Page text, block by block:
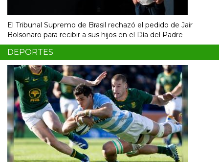
El Tribunal Supremo de Brasil rechazó el pedido de Jair
Bolsonaro para recibir a sus hijos en el Día del Padre
DEPORTES